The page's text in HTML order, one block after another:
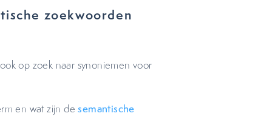
zoekwoorden
op zoek naar synoniemen voor
en wat zijn desemantische